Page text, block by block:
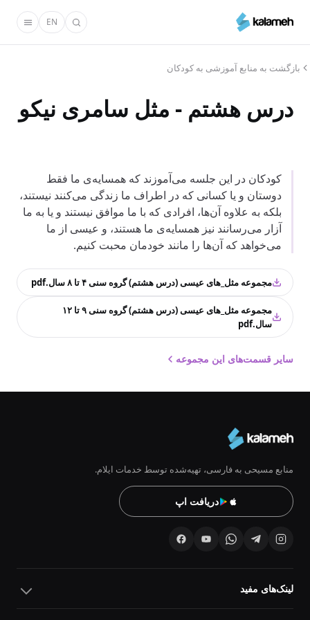
محتوای
EN
بازگشت به منابع آموزشی به کودکان
درس هشتم - مثل سامری نیکو
کودکان در این جلسه می‌آموزند که همسایه‌ی ما فقط
دوستان و یا کسانی که در اطراف ما زندگی می‌کنند نیستند،
بلکه به علاوه آن‌ها، افرادی که با ما موافق نیستند و یا به ما
آزار می‌رسانند نیز همسایه‌ی ما هستند، و عیسی از ما
می‌خواهد که آن‌ها را مانند خودمان محبت کنیم.
مجموعه مثل_های عیسی (درس هشتم) گروه سنی ۴ تا ۸ سال.pdf
مجموعه مثل_های عیسی (درس هشتم) گروه سنی ۹ تا ۱۲
سال.pdf
سایر قسمت‌های این مجموعه
منابع مسیحی به فارسی، تهیه‌شده توسط خدمات ایلام.
دریافت اپ
لینک‌های مفید